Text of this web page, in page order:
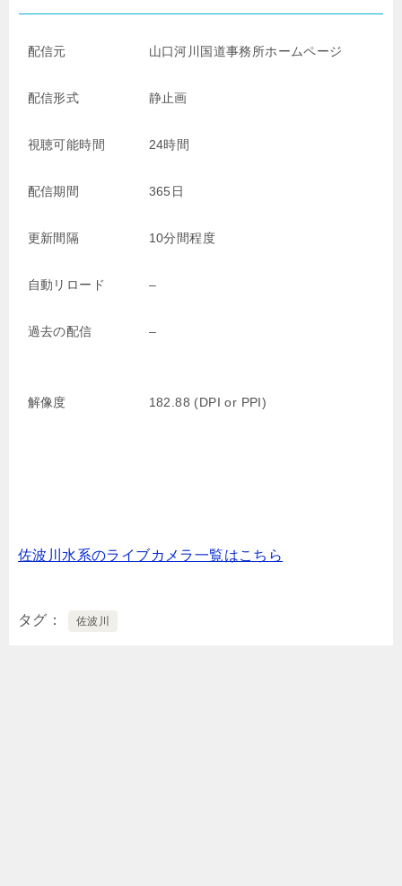
配信元 山口河川国道事務所ホームページ
配信形式 静止画
視聴可能時間 24時間
配信期間 365日
更新間隔 10分間程度
自動リロード –
過去の配信 –
解像度 182.88 (DPI or PPI)
佐波川水系のライブカメラ一覧はこちら
タグ 佐波川